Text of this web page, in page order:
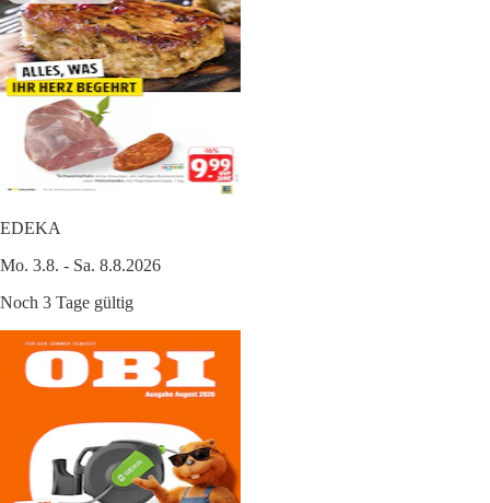
EDEKA
Mo. 3.8. - Sa. 8.8.2026
Noch 3 Tage gültig